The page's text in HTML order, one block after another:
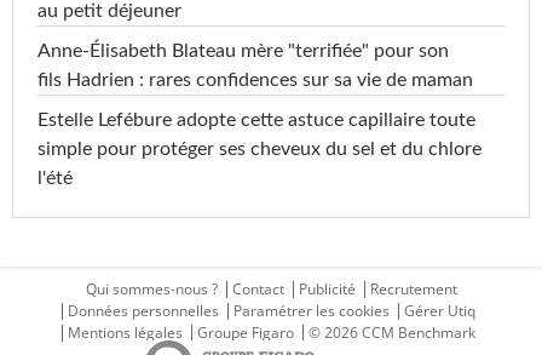
au petit déjeuner
Anne-Élisabeth Blateau mère "terrifiée" pour son
fils Hadrien : rares confidences sur sa vie de maman
Estelle Lefébure adopte cette astuce capillaire toute
simple pour protéger ses cheveux du sel et du chlore
l'été
Qui sommes-nous ? Contact Publicité
Recrutement
Données personnelles
Paramétrer les cookies
Gérer Utiq
Mentions légales
Groupe Figaro © 2026 CCM Benchmark